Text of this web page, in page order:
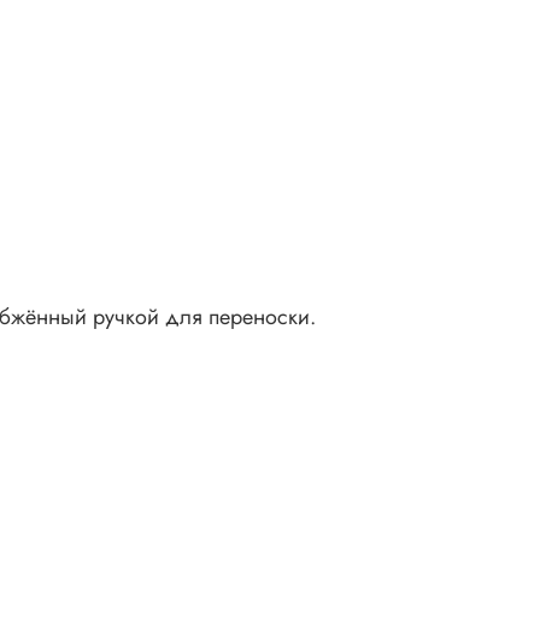
ручкой для переноски.